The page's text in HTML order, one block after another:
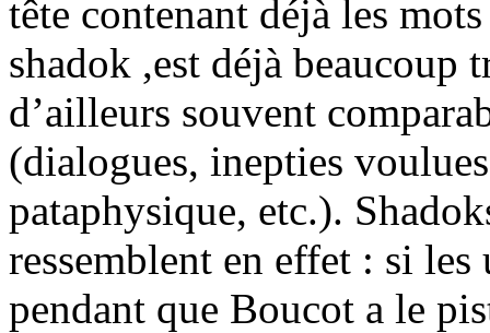
tête contenant déjà les
shadok ,est déjà beaucoup
d’ailleurs souvent
(dialogues, inepties
pataphysique, etc.).
ressemblent en effet : si les
pendant que Boucot a le